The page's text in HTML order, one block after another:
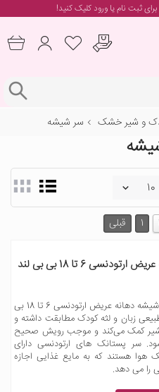
ثبت نام یا ورودکلیک کنید!
و شیر خشک سر شیشه
قبلی 1
سر شیشه دهانه عریض ارتودنسی 6 تا 18 بی بی لند
سر ارتودنسی سر شیشه دهانه عریض ارتودنسی 6 تا 18 بی
زبان و لثه کودک مطابقت داشته و
شیر کمک می‌کند و موجب رویش صحیح
سر پستانک های ارتودنسی دارای
هوا هستند که به مایع غذایی اجازه
را می دهد.